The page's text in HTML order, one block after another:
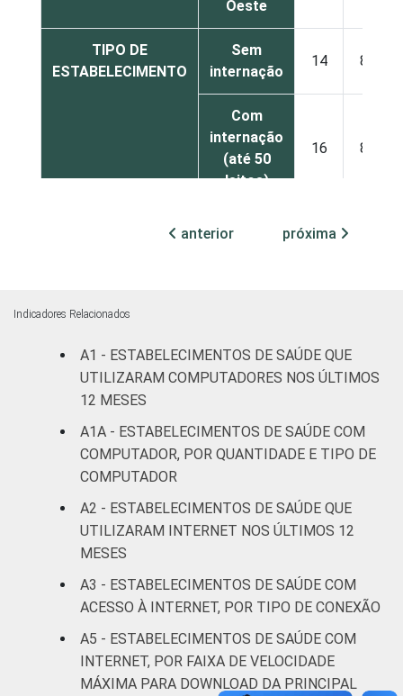
Oeste
TIPO DE
ESTABELECIMENTO
Sem
internação
14 86
Com
internação
(até 50
leitos)
16 84
apoio à
diagnose e
29
LOCALIZAÇÃO Capital 11 89
Fonte: CGI.br/NIC.br, Centro Regional de
Estudos para o Desenvolvimento da
Sociedade da Informação (Cetic.br),
Pesquisa sobre o uso das Tecnologias de
Informação e Comunicação nos
estabelecimentos de saúde brasileiros - TIC
Saúde 2016.
anterior próxima
Indicadores Relacionados
A1 - ESTABELECIMENTOS DE SAÚDE QUE
UTILIZARAM COMPUTADORES NOS ÚLTIMOS
12 MESES
A1A - ESTABELECIMENTOS DE SAÚDE COM
COMPUTADOR, POR QUANTIDADE E TIPO DE
COMPUTADOR
A2 - ESTABELECIMENTOS DE SAÚDE QUE
UTILIZARAM INTERNET NOS ÚLTIMOS 12
MESES
A3 - ESTABELECIMENTOS DE SAÚDE COM
ACESSO À INTERNET, POR TIPO DE CONEXÃO
A5 - ESTABELECIMENTOS DE SAÚDE COM
INTERNET, POR FAIXA DE VELOCIDADE
MÁXIMA PARA DOWNLOAD DA PRINCIPAL